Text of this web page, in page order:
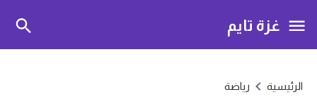
غزة تايم
الرئيسية رياضة